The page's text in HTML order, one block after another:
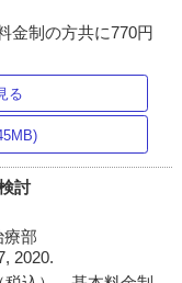
金制の方共に770円
る
討
部
2020.